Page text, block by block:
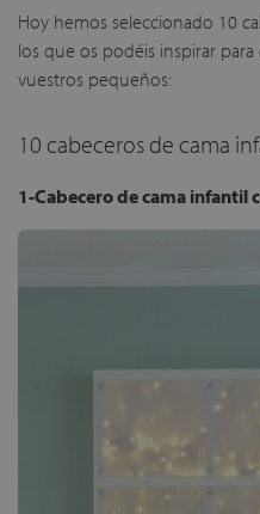
Hoy hemos seleccionado 10
los que os podéis inspirar
vuestros pequeños:
10 cabeceros de cama
1-Cabecero de cama infantil